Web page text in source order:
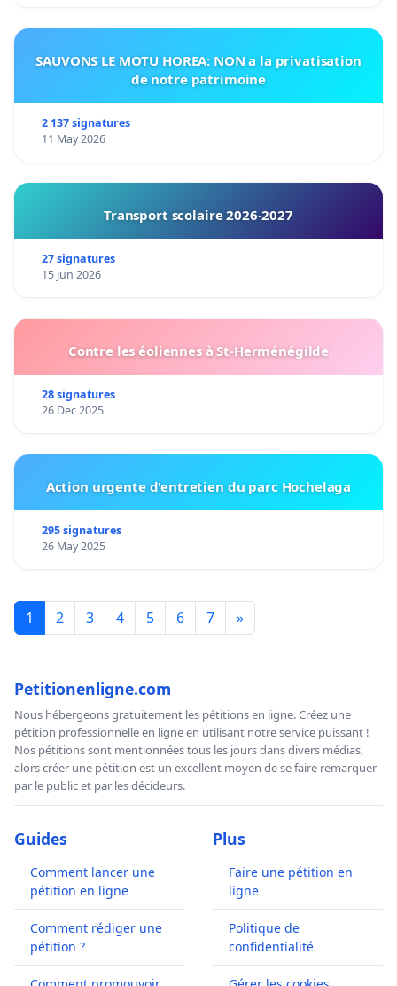
SAUVONS LE MOTU HOREA: NON a la privatisation
de notre patrimoine
2 137 signatures
11 May 2026
Transport scolaire 2026-2027
27 signatures
15 Jun 2026
Contre les éoliennes à St-Herménégilde
28 signatures
26 Dec 2025
Action urgente d'entretien du parc Hochelaga
295 signatures
26 May 2025
1 2 3 4 5 6 7 »
Petitionenligne.com
Nous hébergeons gratuitement les pétitions en ligne. Créez une
pétition professionnelle en ligne en utilisant notre service puissant !
Nos pétitions sont mentionnées tous les jours dans divers médias,
alors créer une pétition est un excellent moyen de se faire remarquer
par le public et par les décideurs.
Guides
Comment lancer une
pétition en ligne
Comment rédiger une
pétition ?
Plus
Faire une pétition en
ligne
Politique de
confidentialité